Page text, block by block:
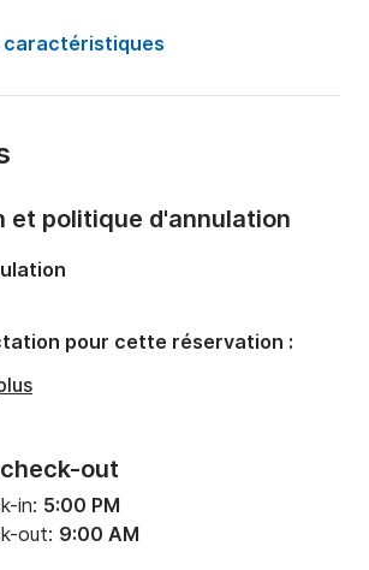
13 personnes
de bains:
0cv
out
in: 5:00 PM
out: 9:00 AM
et politique d'annulation
pour cette réservation :